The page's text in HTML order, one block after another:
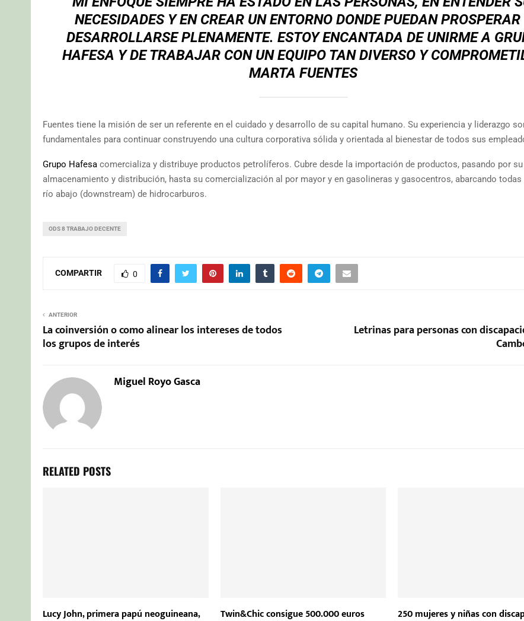
NECESIDADES Y EN CREAR UN ENTORNO DONDE PUEDAN PROSPERAR
DESARROLLARSE PLENAMENTE. ESTOY ENCANTADA DE UNIRME A
HAFESA Y DE TRABAJAR CON UN EQUIPO TAN DIVERSO Y
MARTA FUENTES
Fuentes tiene la misión de ser un referente en el cuidado y desarrollo de su capital humano. Su experiencia y liderazgo
fundamentales para continuar construyendo una cultura corporativa sólida y orientada al bienestar de todos sus
Grupo Hafesa comercializa y distribuye productos petrolíferos. Cubre desde la importación de productos, pasando por su
almacenamiento y distribución, hasta su comercialización al por mayor y en gasolineras y gasocentros, abarcando
río abajo (downstream) de hidrocarburos.
ODS 8 TRABAJO DECENTE
COMPARTIR 0
ANTERIOR
La coinversión o como alinear los intereses de todos
los grupos de interés
Letrinas para personas con
Miguel Royo Gasca
RELATED POSTS
Lucy John, primera papú neoguineana, Twin&Chic consigue 500.000 euros 250 mujeres y niñas con